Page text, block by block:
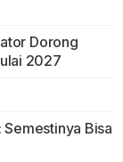
Dorong
2027
Semestinya Bisa